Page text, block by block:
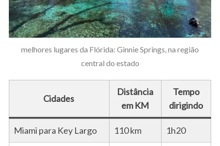
melhores lugares da Flórida: Ginnie Springs, na região
central do estado
Cidades
Distância
em KM
Tempo
dirigindo
Miami para Key Largo 110 km 1h20